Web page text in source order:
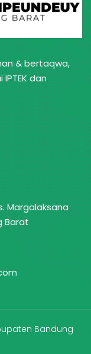
& bertaqwa,
dan
Margalaksana
Barat
Bandung